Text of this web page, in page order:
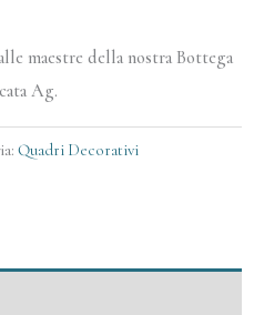
maestre della nostra Bottega
Ag.
Quadri Decorativi